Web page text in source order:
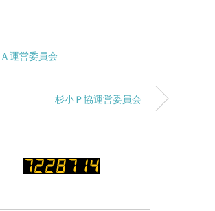
運営委員会
杉小Ｐ協運営委員会